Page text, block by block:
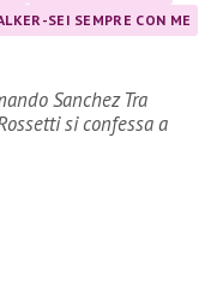
SEI SEMPRE CON ME
Sanchez Tra
si confessa a